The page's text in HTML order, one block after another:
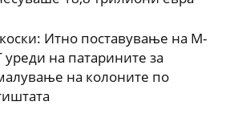
Итно поставување на М-
уреди на патарините за
на колоните по